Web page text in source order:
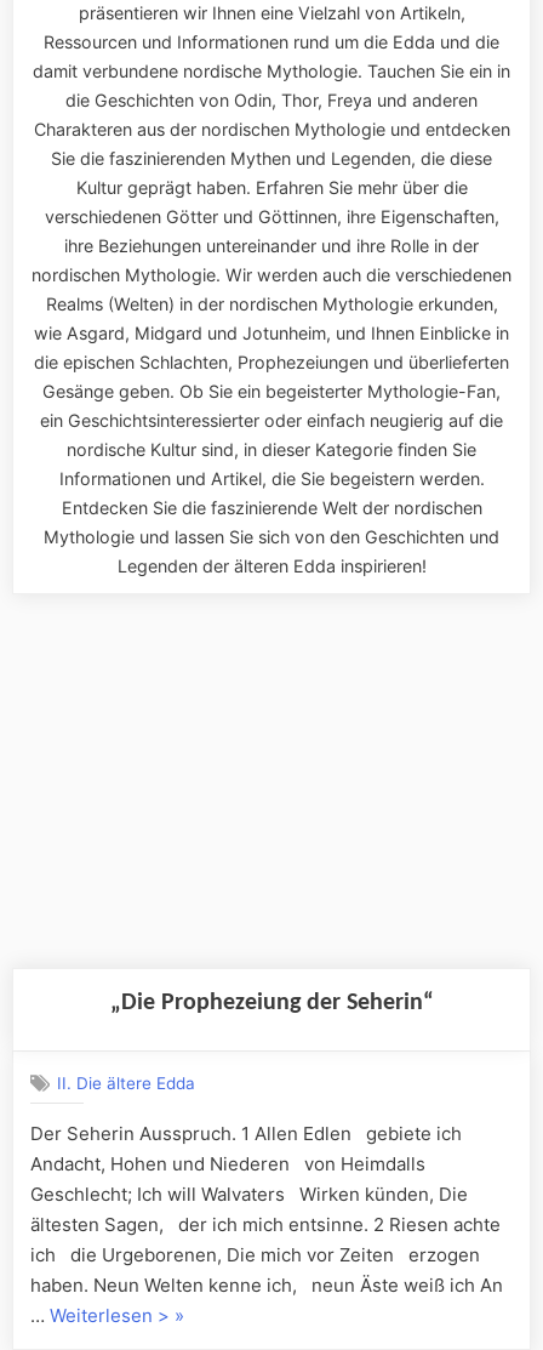
präsentieren wir Ihnen eine Vielzahl von Artikeln,
Ressourcen und Informationen rund um die Edda und die
damit verbundene nordische Mythologie. Tauchen Sie ein in
die Geschichten von Odin, Thor, Freya und anderen
Charakteren aus der nordischen Mythologie und entdecken
Sie die faszinierenden Mythen und Legenden, die diese
Kultur geprägt haben. Erfahren Sie mehr über die
verschiedenen Götter und Göttinnen, ihre Eigenschaften,
ihre Beziehungen untereinander und ihre Rolle in der
nordischen Mythologie. Wir werden auch die verschiedenen
Realms (Welten) in der nordischen Mythologie erkunden,
wie Asgard, Midgard und Jotunheim, und Ihnen Einblicke in
die epischen Schlachten, Prophezeiungen und überlieferten
Gesänge geben. Ob Sie ein begeisterter Mythologie-Fan,
ein Geschichtsinteressierter oder einfach neugierig auf die
nordische Kultur sind, in dieser Kategorie finden Sie
Informationen und Artikel, die Sie begeistern werden.
Entdecken Sie die faszinierende Welt der nordischen
Mythologie und lassen Sie sich von den Geschichten und
Legenden der älteren Edda inspirieren!
„Die Prophezeiung der Seherin“
II. Die ältere Edda
Der Seherin Ausspruch. 1 Allen Edlen gebiete ich
Andacht, Hohen und Niederen von Heimdalls
Geschlecht; Ich will Walvaters Wirken künden, Die
ältesten Sagen, der ich mich entsinne. 2 Riesen achte
ich die Urgeborenen, Die mich vor Zeiten erzogen
haben. Neun Welten kenne ich, neun Äste weiß ich An
… Weiterlesen > „„Die
»